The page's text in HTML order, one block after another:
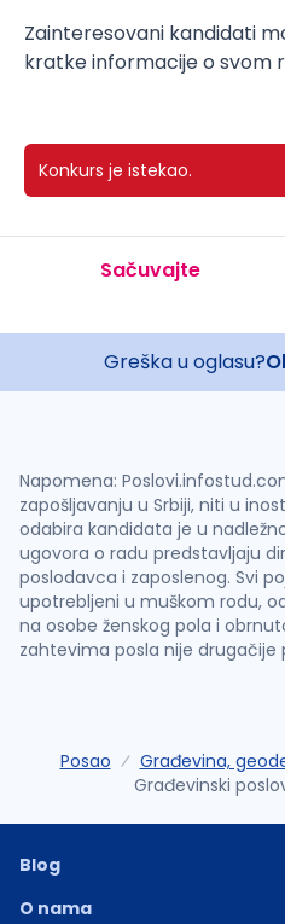
Zainteresovani kandidati
kratke informacije o svom
Konkurs je istekao.
Sačuvajte
Greška u oglasu?
Napomena:
zapošljavanju u Srbiji, niti u
odabira kandidata je u
ugovora o radu predstavljaju
poslodavca i zaposlenog. Svi
upotrebljeni u muškom rodu,
na osobe ženskog pola i
zahtevima posla nije drugačije
Posao Građevina,
Građevinski
Blog
O nama